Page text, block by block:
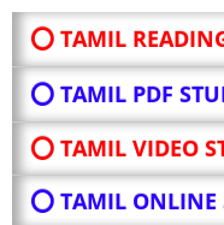
⭕ TAMIL
⭕ TAMIL PDF
⭕ TAMIL VIDEO
⭕ TAMIL ONLINE